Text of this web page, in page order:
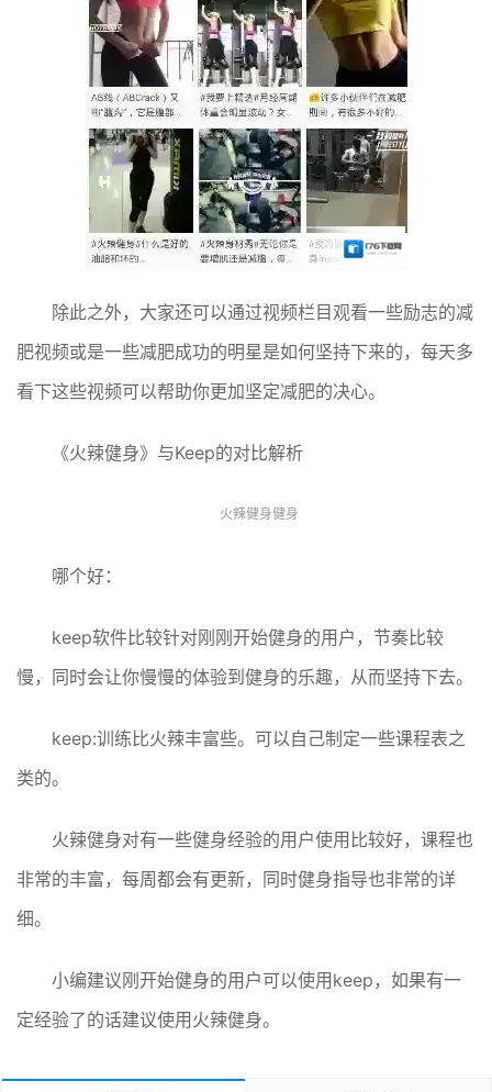
除此之外，大家还可以通过视频栏目观看一些励志的减
肥视频或是一些减肥成功的明星是如何坚持下来的，每天多
看下这些视频可以帮助你更加坚定减肥的决心。
《火辣健身》与Keep的对比解析
火辣健身健身
哪个好：
keep软件比较针对刚刚开始健身的用户，节奏比较
慢，同时会让你慢慢的体验到健身的乐趣，从而坚持下去。
keep:训练比火辣丰富些。可以自己制定一些课程表之
类的。
火辣健身对有一些健身经验的用户使用比较好，课程也
非常的丰富，每周都会有更新，同时健身指导也非常的详
细。
小编建议刚开始健身的用户可以使用keep，如果有一
定经验了的话建议使用火辣健身。